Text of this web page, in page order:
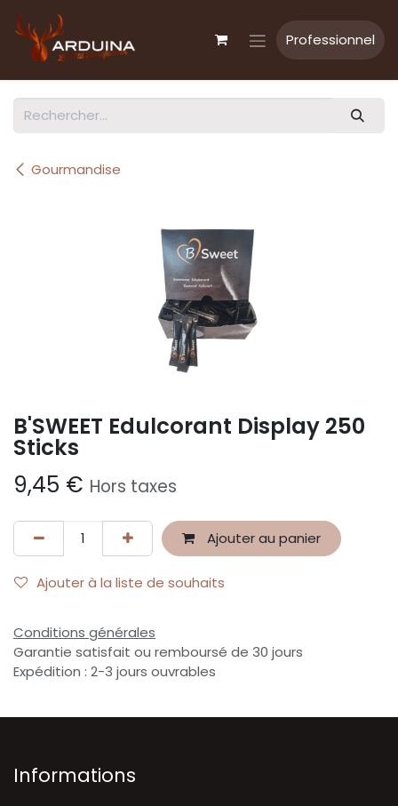
Professionnel
Gourmandise
B'SWEET Edulcorant Display 250
Sticks
9,45 € Hors taxes
Ajouter au panier
Ajouter à la liste de souhaits
Conditions générales
Garantie satisfait ou remboursé de 30 jours
Expédition : 2-3 jours ouvrables
Informations